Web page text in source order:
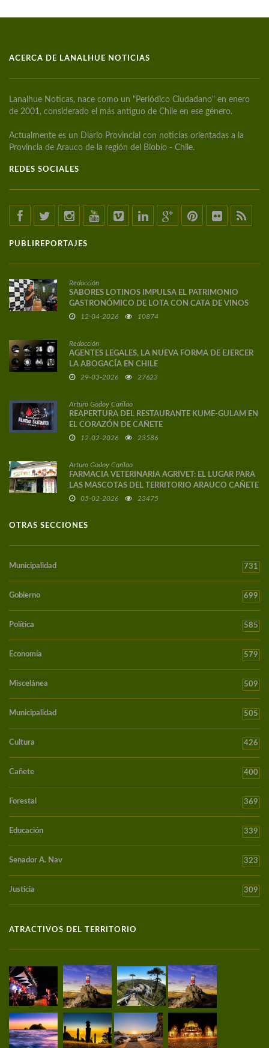
ACERCA DE LANALHUE NOTICIAS
Lanalhue Noticas, nace como un "Periódico Ciudadano" en enero
de 2001, considerado el más antiguo de Chile en ese género.
Actualmente es un Diario Provincial con noticias orientadas a la
Provincia de Arauco de la región del Biobío - Chile.
REDES SOCIALES
PUBLIREPORTAJES
Redacción
SABORES LOTINOS IMPULSA EL PATRIMONIO
GASTRONÓMICO DE LOTA CON CATA DE VINOS
DE AUTOR
12-04-2026 10874
Redacción
AGENTES LEGALES, LA NUEVA FORMA DE EJERCER
LA ABOGACÍA EN CHILE
29-03-2026 27623
Arturo Godoy Carilao
REAPERTURA DEL RESTAURANTE KUME-GULAM EN
EL CORAZÓN DE CAÑETE
12-02-2026 23586
Arturo Godoy Carilao
FARMACIA VETERINARIA AGRIVET: EL LUGAR PARA
LAS MASCOTAS DEL TERRITORIO ARAUCO CAÑETE
05-02-2026 23475
OTRAS SECCIONES
Municipalidad 731
Gobierno 699
Política 585
Economía 579
Miscelánea 509
Municipalidad 505
Cultura 426
Cañete 400
Forestal 369
Educación 339
Senador A. Nav 323
Justicia 309
ATRACTIVOS DEL TERRITORIO